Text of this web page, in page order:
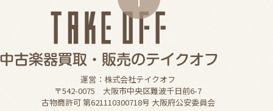
運営：株式会社テイクオフ
〒542-0075 大阪市中央区難波千日前6-7
古物商許可 第621110300718号 大阪府公安委員会